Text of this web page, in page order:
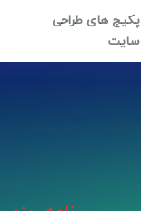
پکیج های طراحی
سایت